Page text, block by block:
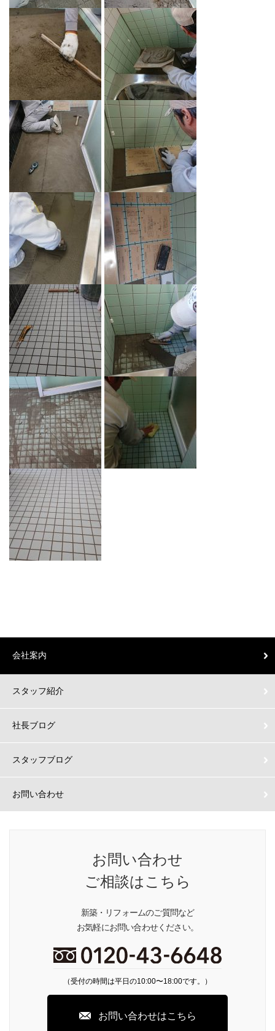
会社案内
スタッフ紹介
社長ブログ
スタッフブログ
お問い合わせ
お問い合わせ
ご相談はこちら
新築・リフォームのご質問など
お気軽にお問い合わせください。
（受付の時間は平日の10:00〜18:00です。）
お問い合わせはこちら